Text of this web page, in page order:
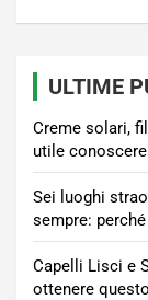
ULTIME
Creme solari,
utile
Sei luoghi
sempre:
Capelli Lisci e
ottenere